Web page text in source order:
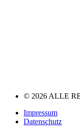
© 2026 ALLE
Impressum
Datenschutz